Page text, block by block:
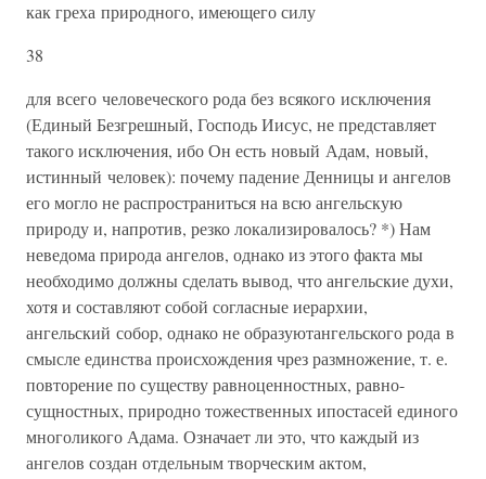
как греха природного, имеющего силу
38
для всего человеческого рода без всякого исключения
(Единый Безгрешный, Господь Иисус, не представляет
такого исключения, ибо Он есть новый Адам, но­вый,
истинный человек): почему падение Денницы и ангелов
его могло не распространиться на всю ангельскую
природу и, напро­тив, резко локализировалось? *) Нам
неведома природа ангелов, однако из этого факта мы
необходимо должны сделать вывод, что ангельские духи,
хотя и составляют собой согласные иерархии,
ангельский собор, однако не образуютангельского рода в
смысле единства происхождения чрез размножение, т. е.
повторение по существу равноценностных, равно-
сущностных, природно тоже­ственных ипостасей единого
многоликого Адама. Означает ли это, что каждый из
ангелов создан отдельным творческим актом,